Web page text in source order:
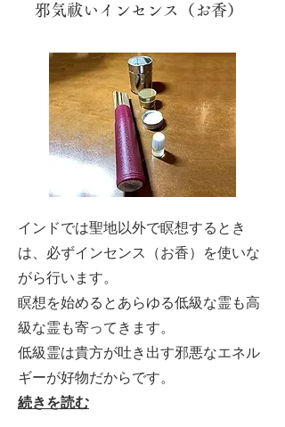
邪気祓いインセンス（お香）
インドでは聖地以外で瞑想するとき
は、必ずインセンス（お香）を使いな
がら行います。
瞑想を始めるとあらゆる低級な霊も高
級な霊も寄ってきます。
低級霊は貴方が吐き出す邪悪なエネル
ギーが好物だからです。
続きを読む